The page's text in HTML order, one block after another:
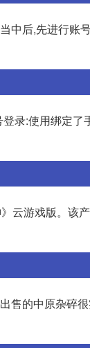
后,先进行账
录:使用绑定
云游戏版。该
售的中原杂碎